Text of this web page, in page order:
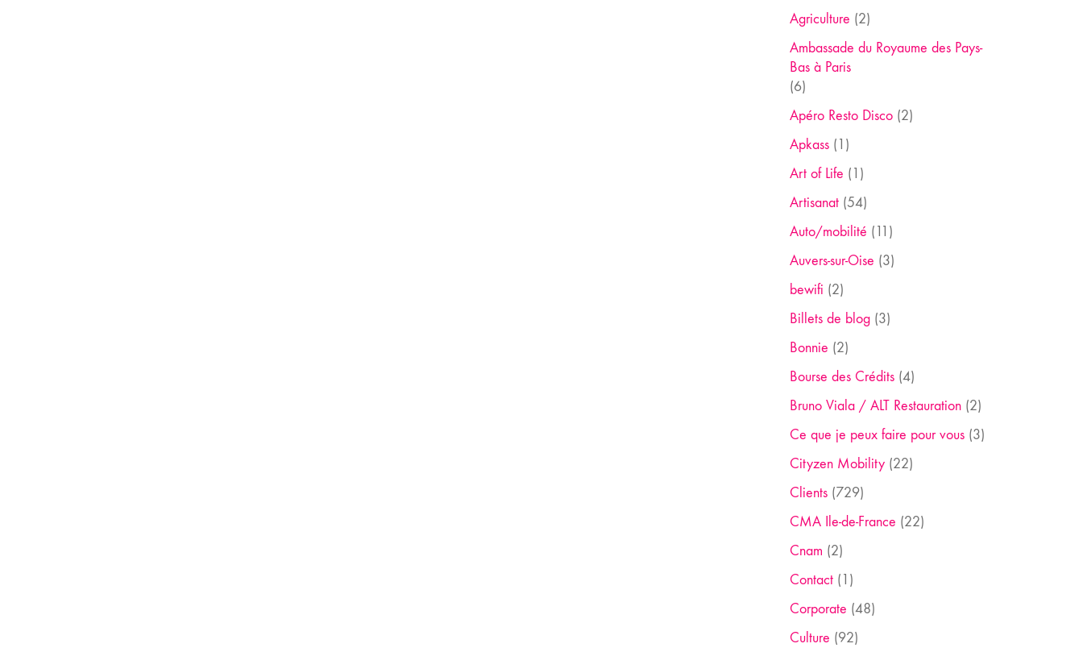
Agriculture (2)
Ambassade du Royaume des Pays-
Bas à Paris
(6)
Apéro Resto Disco(2)
Apkass(1)
Art of Life (1)
Artisanat(54)
Auto/mobilité (11)
Auvers-sur-Oise (3)
bewifi (2)
Billets de blog(3)
Bonnie (2)
Bourse des Crédits(4)
Bruno Viala / ALT Restauration(2)
Ce que je peux faire pour vous(3)
Cityzen Mobility(22)
Clients(729)
CMA Ile-de-France (22)
Cnam (2)
Contact(1)
Corporate (48)
Culture (92)